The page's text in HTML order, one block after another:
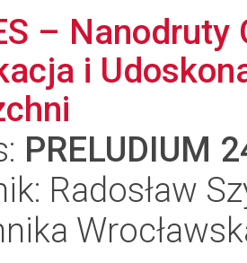
– Nanodruty
i
PRELUDIUM
Radosław